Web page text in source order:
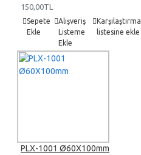
150,00TL
Sepete
Ekle
Alışveriş
Listeme
Ekle
Karşılaştırma
listesine ekle
PLX-1001 Ø60X100mm